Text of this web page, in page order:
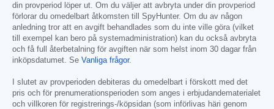
din provperiod löper ut. Om du väljer att avbryta under din provperiod
förlorar du omedelbart åtkomsten till SpyHunter. Om du av någon
anledning tror att en avgift behandlades som du inte ville göra (vilket
till exempel kan bero på systemadministration) kan du också avbryta
och få full återbetalning för avgiften när som helst inom 30 dagar från
inköpsdatumet. Se Vanliga frågor.
I slutet av provperioden debiteras du omedelbart i förskott med det
pris och för prenumerationsperioden som anges i erbjudandematerialet
och villkoren för registrerings-/köpsidan (som införlivas häri genom